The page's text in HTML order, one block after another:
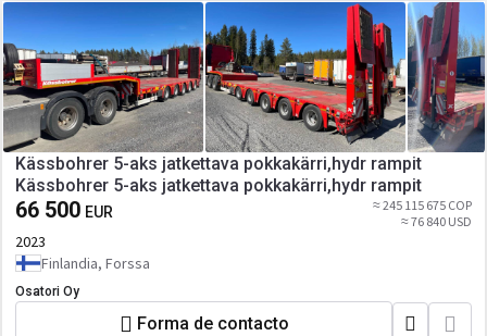
Kässbohrer 5-aks jatkettava pokkakärri,hydr rampit
Kässbohrer 5-aks jatkettava pokkakärri,hydr rampit
66 500 EUR
≈ 245 115 675 COP
≈ 76 840 USD
2023
Finlandia, Forssa
Osatori Oy
Forma de contacto